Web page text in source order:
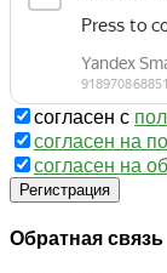
согласен с
согласен на
согласен на
Регистрация
Обратная связь